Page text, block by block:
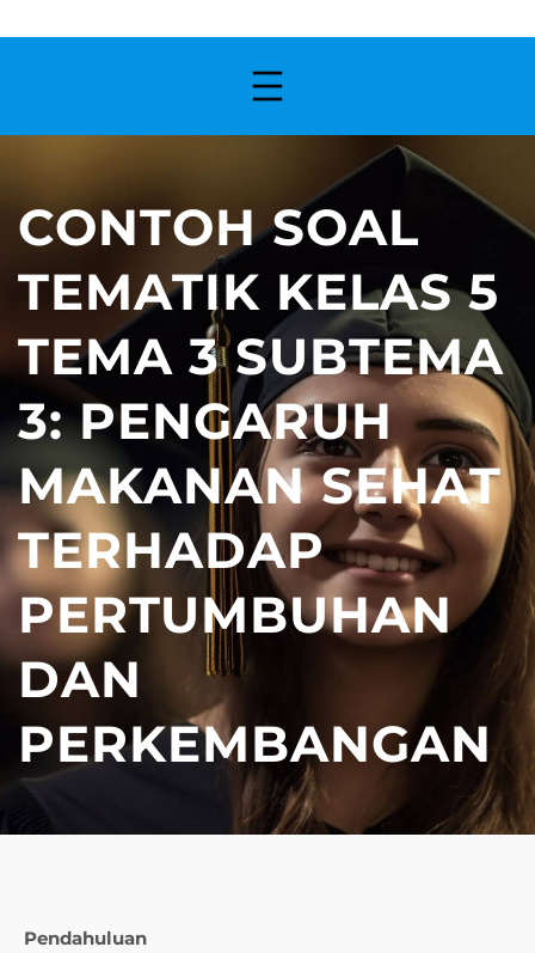
CONTOH SOAL
TEMATIK KELAS 5
TEMA 3 SUBTEMA
3: PENGARUH
MAKANAN SEHAT
TERHADAP
PERTUMBUHAN
DAN
PERKEMBANGAN
Pendahuluan